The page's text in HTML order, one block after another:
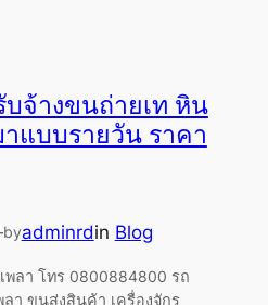
บจ้างขนถ่ายเท หิน
แบบรายวัน ราคา
byadminrdin Blog
พลา โทร 0800884800 รถ
ลา ขนส่งสินค้า เครื่องจักร